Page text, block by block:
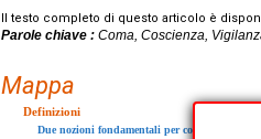
Il testo completo di questo articolo è
Parole chiave : Coma, Coscienza,
Mappa
Definizioni
Due nozioni fondamentali per comprendere i